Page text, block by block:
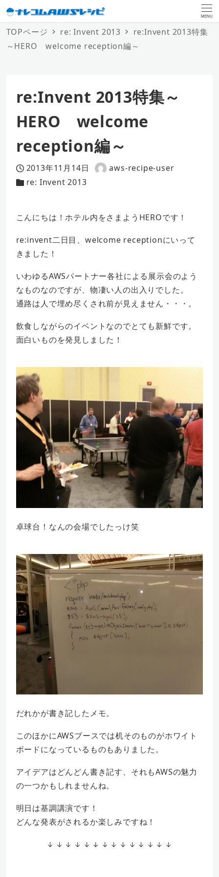
MENU
TOPページ re: Invent 2013
re:Invent 2013特集
～HERO welcome reception編～
re:Invent 2013特集～
HERO welcome
reception編～
投稿日
2013年11月14日
著
aws-recipe-user
カテゴリー
re: Invent 2013
こんにちは！ホテル内をさまようHEROです！
re:invent二日目、welcome receptionにいって
きました！
いわゆるAWSパートナー各社による展示会のよう
なものなのですが、物凄い人の出入りでした。
通路は人で埋め尽くされ前が見えません・・・。
飲食しながらのイベントなのでとても新鮮です。
面白いものを発見しました！
卓球台！なんの会場でしたっけ笑
だれかが書き記したメモ。
このほかにAWSブースでは机そのものがホワイト
ボードになっているものもありました。
アイデアはどんどん書き記す、それもAWSの魅力
の一つかもしれませんね。
明日は基調講演です！
どんな発表がされるか楽しみですね！
↓ ↓ ↓ ↓ ↓ ↓ ↓ ↓ ↓ ↓ ↓ ↓ ↓ ↓